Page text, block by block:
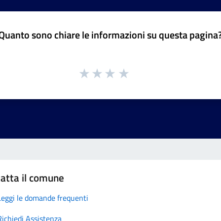
sono chiare le informazioni su questa
il comune
le domande frequenti
Assistenza